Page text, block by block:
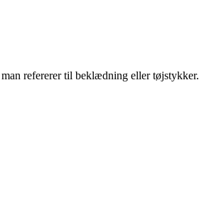
refererer til beklædning eller tøjstykker.